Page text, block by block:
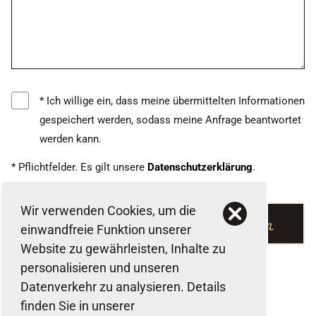
* Ich willige ein, dass meine übermittelten Informationen
gespeichert werden, sodass meine Anfrage beantwortet
werden kann.
* Pflichtfelder. Es gilt unsere Daten­schutz­erklärung.
absenden
Wir verwenden Cookies, um die
einwandfreie Funktion unserer
Website zu gewährleisten, Inhalte zu
personalisieren und unseren
Datenverkehr zu analysieren. Details
finden Sie in unserer